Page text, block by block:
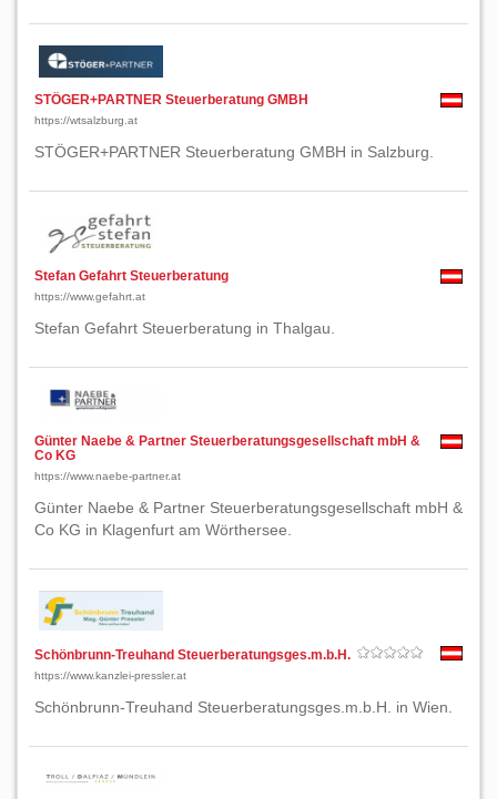
STÖGER+PARTNER Steuerberatung GMBH
https://wtsalzburg.at
STÖGER+PARTNER Steuerberatung GMBH in Salzburg.
Stefan Gefahrt Steuerberatung
https://www.gefahrt.at
Stefan Gefahrt Steuerberatung in Thalgau.
Günter Naebe & Partner Steuerberatungsgesellschaft mbH &
Co KG
https://www.naebe-partner.at
Günter Naebe & Partner Steuerberatungsgesellschaft mbH &
Co KG in Klagenfurt am Wörthersee.
Schönbrunn-Treuhand Steuerberatungsges.m.b.H.
https://www.kanzlei-pressler.at
Schönbrunn-Treuhand Steuerberatungsges.m.b.H. in Wien.